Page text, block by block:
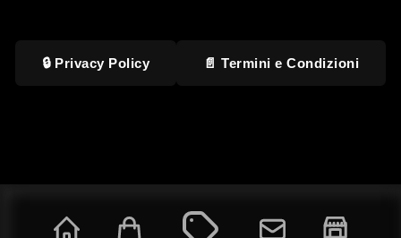
🔒 Privacy Policy 📄 Termini e Condizioni